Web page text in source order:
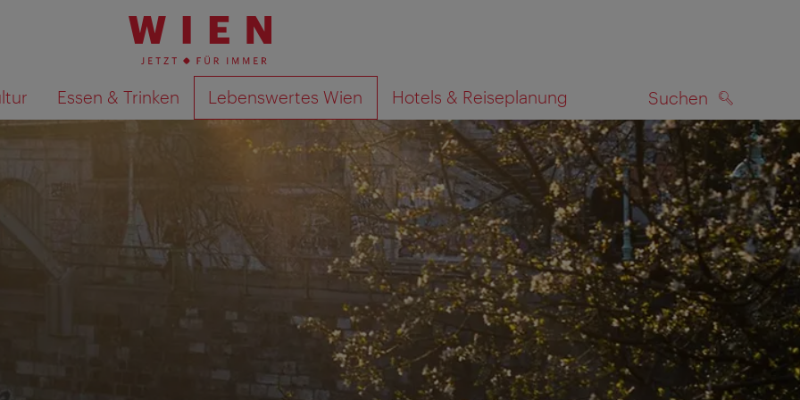
Essen & Trinken Lebenswertes Wien Hotels & Reiseplanung Suchen
Suchergebnisse auf Karte anzeigen SUCHEN